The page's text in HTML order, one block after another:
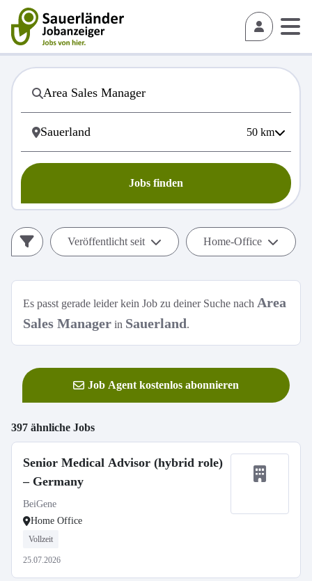
50 km
Jobs finden
Veröffentlicht seit Home-Office
Es passt gerade leider kein Job zu deiner Suche nach Area
Sales Manager in Sauerland.
Job Agent kostenlos abonnieren
397 ähnliche Jobs
Senior Medical Advisor (hybrid role)
– Germany
BeiGene
Home Office
Vollzeit
25.07.2026